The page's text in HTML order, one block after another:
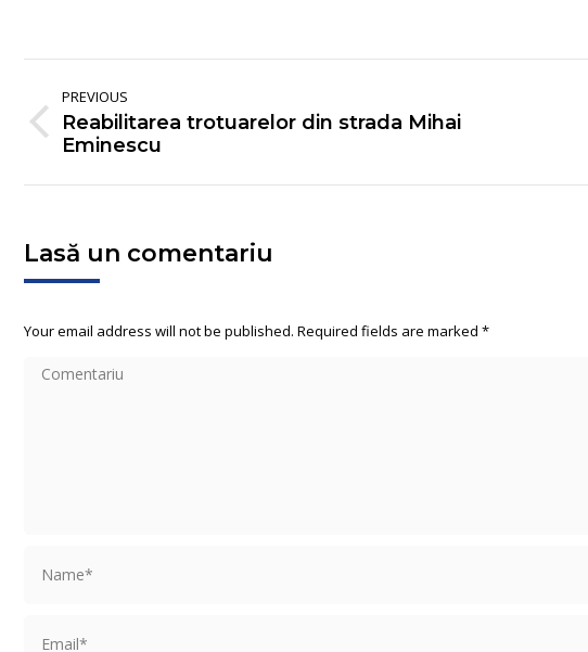
navigation
PREVIOUS
Previous
Reabilitarea trotuarelor din strada Mihai
Eminescu
Lasă un comentariu
Your email address will not be published. Required fields are marked *
Comentariu